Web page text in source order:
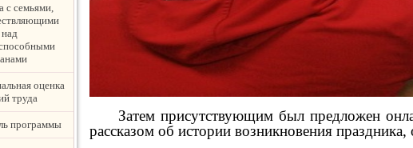
с семьями,
оценка
труда
программы
Затем присутствующим был предложен
рассказом об истории возникновения